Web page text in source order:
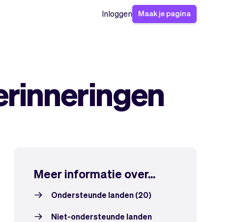
Inloggen Maak je pagina
Meer informatie over...
Ondersteunde landen (20)
Niet-ondersteunde landen